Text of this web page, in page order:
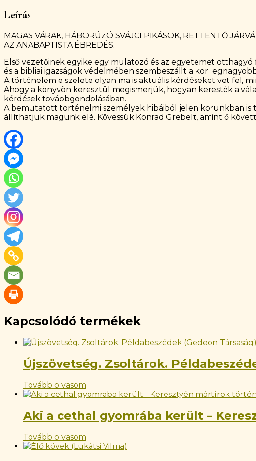
Leírás
MAGAS VÁRAK, HÁBORÚZÓ SVÁJCI PIKÁSOK, RETTENTŐ
AZ ANABAPTISTA ÉBREDÉS.
Első vezetőinek egyike egy mulatozó és az egyetemet
és a bibliai igazságok védelmében szembeszállt a kor
A történelem e szelete olyan ma is aktuális kérdéseket vet fel,
Ahogy a könyvön keresztül megismerjük, hogyan keresték a
kérdések továbbgondolásában.
A bemutatott történelmi személyek hibáiból jelen korunkban
állíthatjuk magunk elé. Kövessük Konrad Grebelt, amint ő
Kapcsolódó termékek
Újszövetség. Zsoltárok.
Tovább olvasom
Aki a cethal gyomrába került –
Tovább olvasom